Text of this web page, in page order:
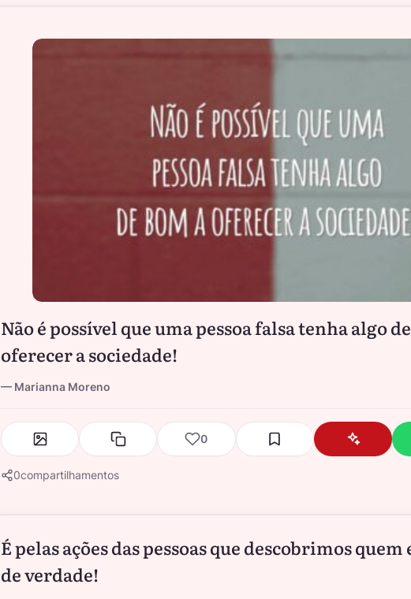
Não é possível que uma pessoa falsa tenha algo
oferecer a sociedade!
Marianna Moreno
0
0compartilhamentos
É pelas ações das pessoas que descobrimos quem
de verdade!